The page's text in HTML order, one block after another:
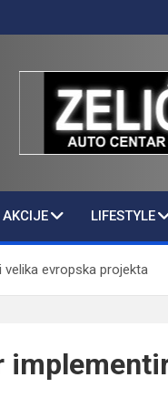
LIFESTYLE
evropska projekta